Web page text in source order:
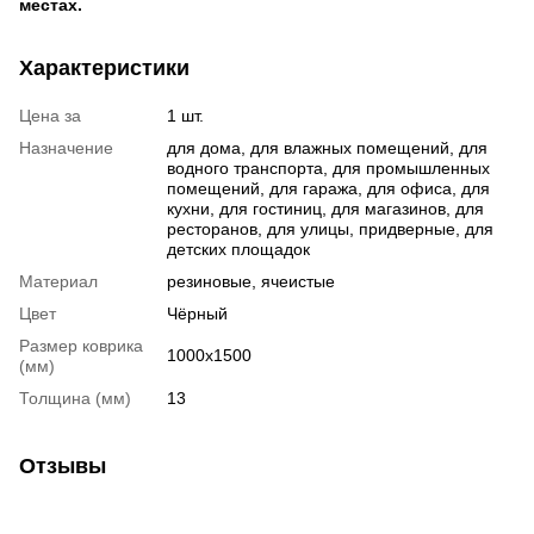
местах.
Характеристики
Цена за
1 шт.
Назначение
для дома, для влажных помещений, для
водного транспорта, для промышленных
помещений, для гаража, для офиса, для
кухни, для гостиниц, для магазинов, для
ресторанов, для улицы, придверные, для
детских площадок
Материал
резиновые, ячеистые
Цвет
Чёрный
Размер коврика
(мм)
1000х1500
Толщина (мм) 13
Отзывы